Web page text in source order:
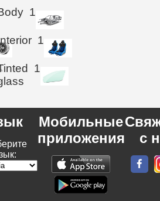
1
1
1
Мобильные
приложения
с